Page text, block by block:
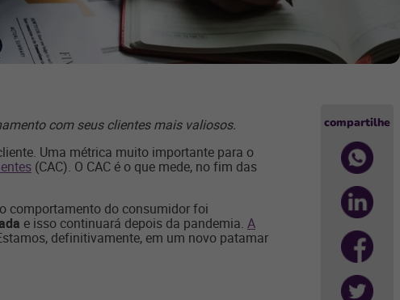
com seus clientes mais valiosos.
Uma métrica muito importante para o
(CAC). O CAC é o que mede, no fim das
comportamento do consumidor foi
e isso continuará depois da pandemia. A
definitivamente, em um novo patamar
compartilhe